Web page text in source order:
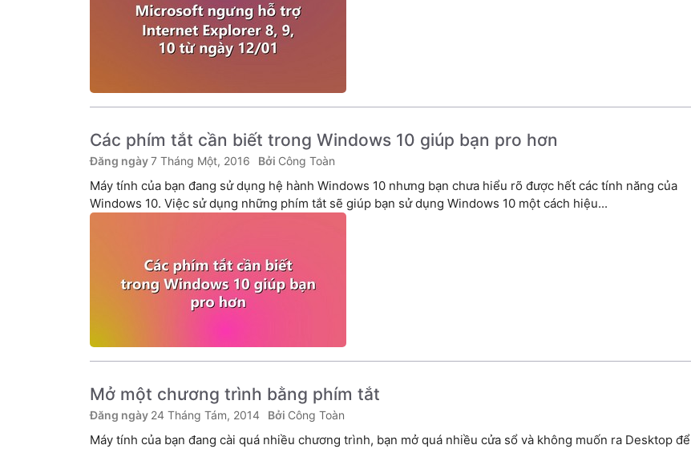
Các phím tắt cần biết trong Windows 10 giúp bạn pro hơn
7 Tháng Một, 2016 Công Toàn
Máy tính của bạn đang sử dụng hệ hành Windows 10 nhưng bạn chưa hiểu rõ được hết các tính năng của
Windows 10. Việc sử dụng những phím tắt sẽ giúp bạn sử dụng Windows 10 một cách hiệu...
Mở một chương trình bằng phím tắt
24 Tháng Tám, 2014 Công Toàn
Máy tính của bạn đang cài quá nhiều chương trình, bạn mở quá nhiều cửa sổ và không muốn ra Desktop để